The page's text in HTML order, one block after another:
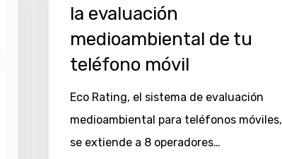
evaluación
medioambiental
la evaluación
medioambiental de tu
teléfono móvil
Eco Rating, el sistema de evaluación
medioambiental para teléfonos móviles,
se extiende a 8 operadores…